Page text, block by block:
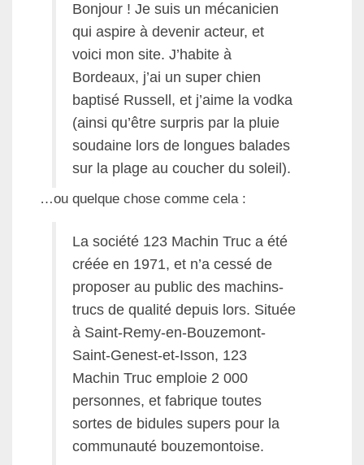
Bonjour ! Je suis un mécanicien
qui aspire à devenir acteur, et
voici mon site. J’habite à
Bordeaux, j’ai un super chien
baptisé Russell, et j’aime la vodka
(ainsi qu’être surpris par la pluie
soudaine lors de longues balades
sur la plage au coucher du soleil).
…ou quelque chose comme cela :
La société 123 Machin Truc a été
créée en 1971, et n’a cessé de
proposer au public des machins-
trucs de qualité depuis lors. Située
à Saint-Remy-en-Bouzemont-
Saint-Genest-et-Isson, 123
Machin Truc emploie 2 000
personnes, et fabrique toutes
sortes de bidules supers pour la
communauté bouzemontoise.